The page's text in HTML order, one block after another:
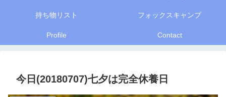
持ち物リスト フォックスキャンプ
Profile Contact
今日(20180707)七夕は完全休養日